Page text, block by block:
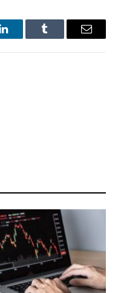
LinkedInTumblr Email